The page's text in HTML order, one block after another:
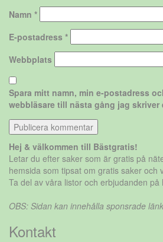
Namn *
E-postadress *
Webbplats
Spara mitt namn, min e-postadress
webbläsare till nästa gång jag skriver
Hej & välkommen till Bästgratis!
Letar du efter saker som är gratis på
hemsida som tipsat om gratis saker och
Ta del av våra listor och erbjudanden på
OBS: Sidan kan innehålla sponsrade
Kontakt